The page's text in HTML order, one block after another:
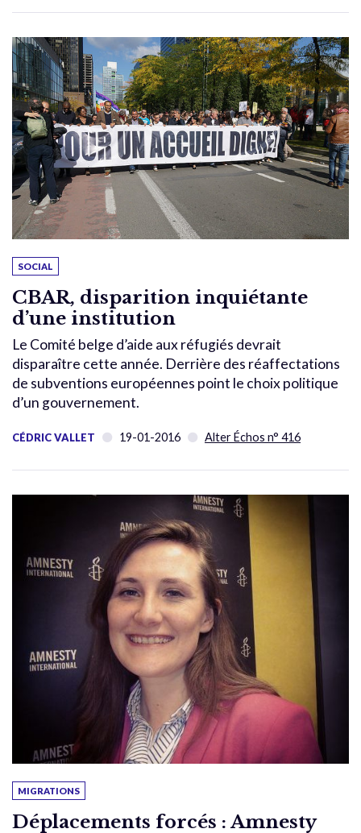
SOCIAL
CBAR, disparition inquiétante
d’une institution
Le Comité belge d’aide aux réfugiés devrait
disparaître cette année. Derrière des réaffectations
de subventions européennes point le choix politique
d’un gouvernement.
CÉDRIC VALLET 19-01-2016 Alter Échos n° 416
MIGRATIONS
Déplacements forcés : Amnesty